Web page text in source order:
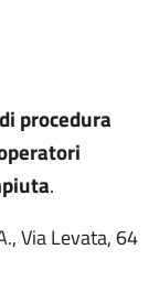
procedura
.
Via Levata, 64